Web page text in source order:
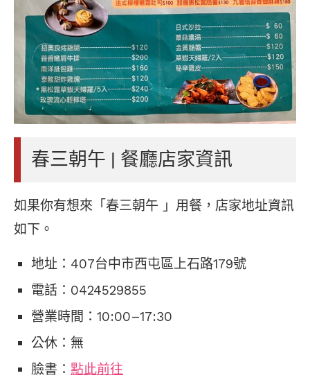
春三朝午 | 餐廳店家資訊
如果你有想來「春三朝午 」用餐，店家地址資訊
如下。
地址：407台中市西屯區上石路179號
電話：0424529855
營業時間：10:00–17:30
公休：無
臉書： 點此前往